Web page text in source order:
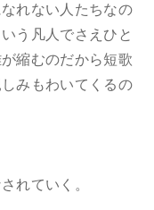
れない人たちなの
う凡人でさえひと
縮むのだから短歌
みもわいてくるの
れていく。